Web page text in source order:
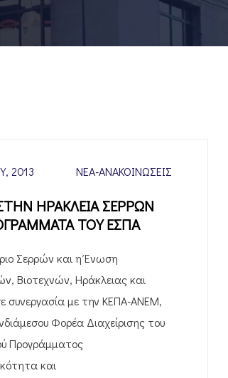
2013 ΝΈΑ-ΑΝΑΚΟΙΝΏΣΕΙΣ
ΗΡΑΚΛΕΙΑ ΣΕΡΡΩΝ
ΤΟΥ ΕΣΠΑ
Σερρών και η Ένωση
Βιοτεχνών, Ηράκλειας και
συνεργασία με την ΚΕΠΑ-ΑΝΕΜ,
Φορέα Διαχείρισης του
Προγράμματος
και